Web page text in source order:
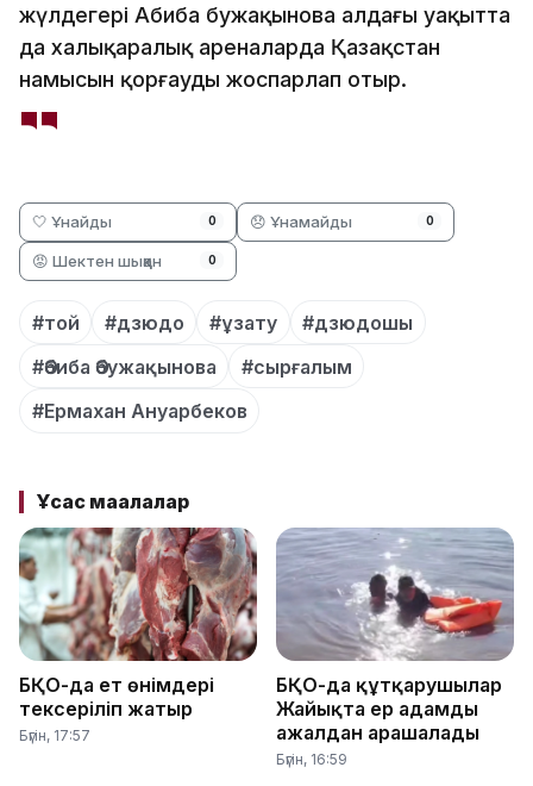
жүлдегері Абиба Әбужақынова алдағы уақытта
да халықаралық ареналарда Қазақстан
намысын қорғауды жоспарлап отыр.
🤍 Ұнайды 0 😞 Ұнамайды 0
😡 Шектен шыққан 0
#той #дзюдо #ұзату
#дзюдошы
#Әбиба Әбужақынова
#сырғалым
#Ермахан Ануарбеков
Ұқсас мақалалар
БҚО-да ет өнімдері
тексеріліп жатыр
Бүгін, 17:57
БҚО-да құтқарушылар
Жайықта ер адамды
ажалдан арашалады
Бүгін, 16:59